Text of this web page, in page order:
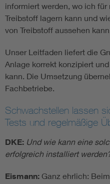
informiert werden, wo ich
Treibstoff lagern kann und
von Treibstoff aussehen kann.
Unser Leitfaden liefert die
Anlage korrekt konzipiert
kann. Die Umsetzung
Fachbetriebe.
Schwachstellen lassen
Tests und regelmäßige
DKE: Und wie kann eine
erfolgreich installiert
Eismann: Ganz ehrlich: